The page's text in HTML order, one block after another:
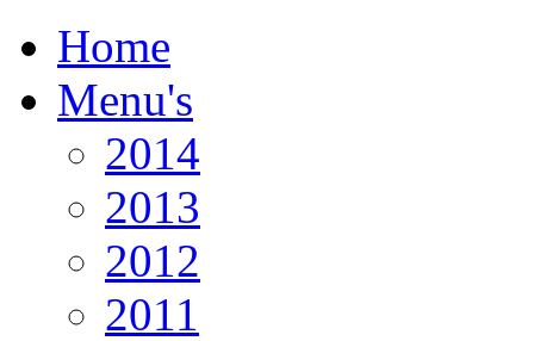
Home
Menu's
2014
2013
2012
2011